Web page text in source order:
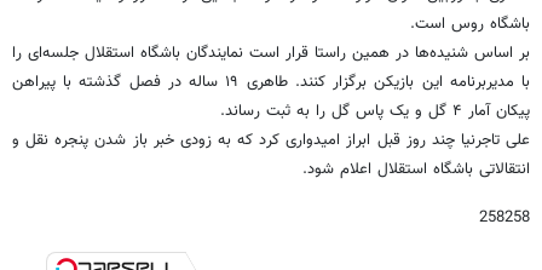
باشگاه روس است.
بر اساس شنیده‌ها در همین راستا قرار است نمایندگان باشگاه استقلال جلسه‌ای را
با مدیربرنامه این بازیکن برگزار کنند. طاهری ۱۹ ساله در فصل گذشته با پیراهن
پیکان آمار ۴ گل و یک پاس گل را به ثبت رساند.
علی تاجرنیا چند روز قبل ابراز امیدواری کرد که به زودی خبر باز شدن پنجره نقل و
انتقالاتی باشگاه استقلال اعلام شود.
258258